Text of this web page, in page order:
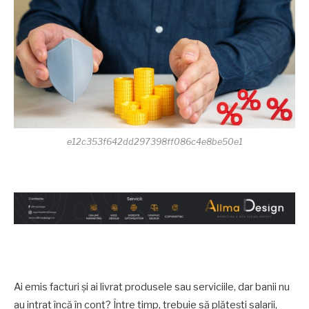
e12c353f642dd297398ff086c4e8be50e1
Ai emis facturi și ai livrat produsele sau serviciile, dar banii nu
au intrat încă în cont? Între timp, trebuie să plătești salarii,